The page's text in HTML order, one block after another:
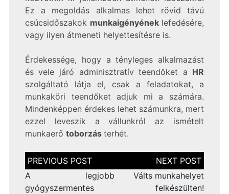
Ez a megoldás alkalmas lehet rövid távú
csúcsidőszakok munkaigényének lefedésére,
vagy ilyen átmeneti helyettesítésre is.
Érdekessége, hogy a tényleges alkalmazást
és vele járó adminisztratív teendőket a HR
szolgáltató látja el, csak a feladatokat, a
munkaköri teendőket adjuk mi a számára.
Mindenképpen érdekes lehet számunkra, mert
ezzel leveszik a vállunkról az ismételt
munkaerő toborzás terhét.
Bejegyzés
navigáció
A legjobb
gyógyszermentes
Válts munkahelyet
felkészülten!